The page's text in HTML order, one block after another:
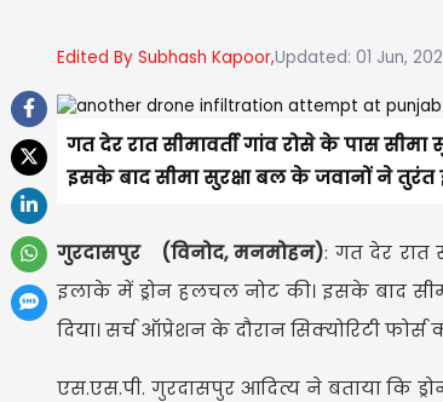
Edited By Subhash Kapoor,Updated: 01 Jun,
गत देर रात सीमावर्ती गांव रोसे के पास
इसके बाद सीमा सुरक्षा बल के जवानों ने
गुरदासपुर (विनोद, मनमोहन): गत देर रात
इलाके में ड्रोन हलचल नोट की। इसके बाद
दिया। सर्च ऑप्रेशन के दौरान सिक्योरिटी
एस.एस.पी. गुरदासपुर आदित्य ने बताया कि